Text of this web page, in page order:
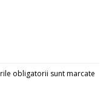
obligatorii sunt marcate